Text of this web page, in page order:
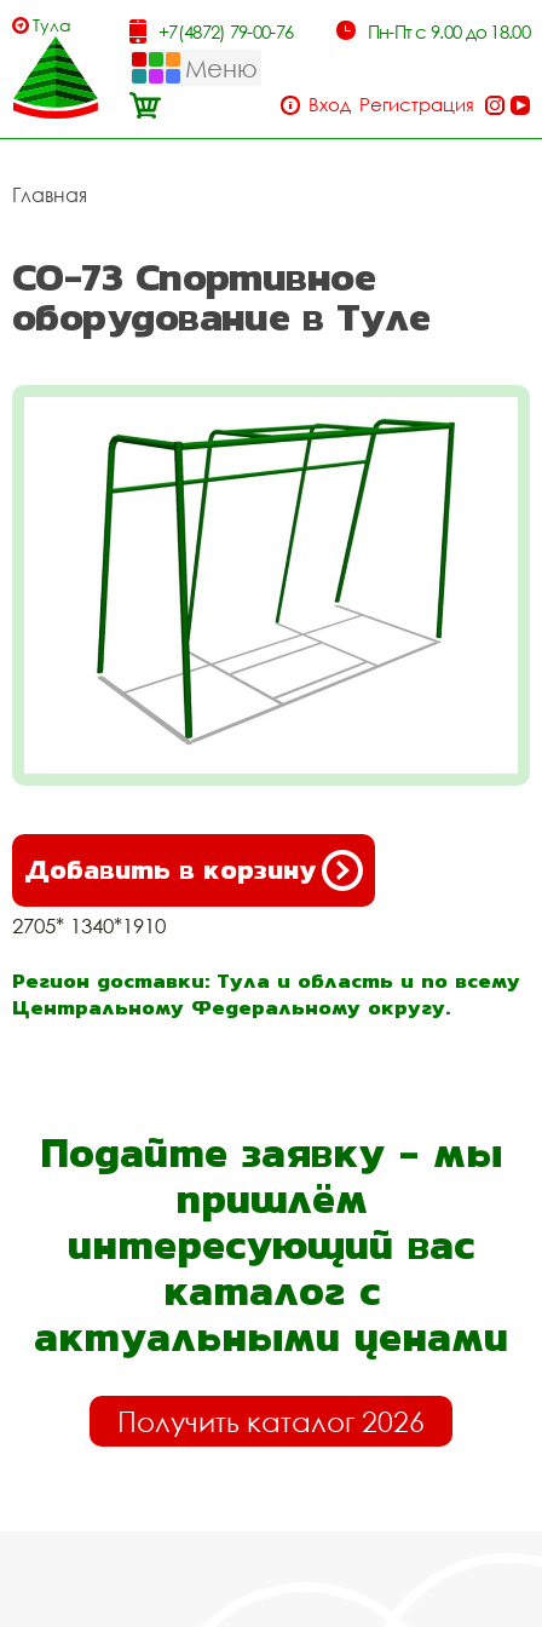
Тула +7(4872) 79-00-76 Пн-Пт с 9.00 до 18.00
Меню
Вход Регистрация
Главная
СО-73 Спортивное
оборудование в Туле
Добавить в корзину
2705* 1340*1910
Регион доставки: Тула и область и по всему
Центральному Федеральному округу.
Подайте заявку - мы
пришлём
интересующий вас
каталог с
актуальными ценами
Получить каталог 2026